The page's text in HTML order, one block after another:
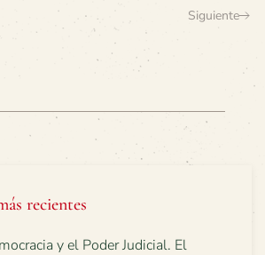
Siguiente
recientes
y el Poder Judicial. El